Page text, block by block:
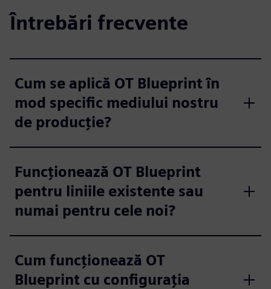
Întrebări frecvente
Cum se aplică OT Blueprint în
mod specific mediului nostru
de producție?
Funcționează OT Blueprint
pentru liniile existente sau
numai pentru cele noi?
Cum funcționează OT
Blueprint cu configurația